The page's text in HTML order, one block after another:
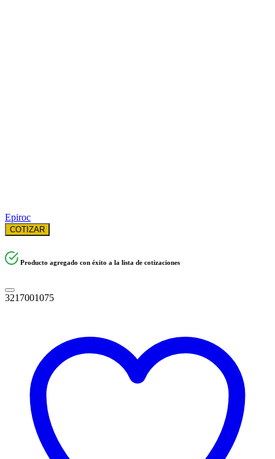
Epiroc
COTIZAR
Producto agregado con éxito a la lista de cotizaciones
3217001075